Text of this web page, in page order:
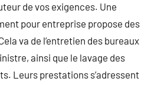
de vos exigences. Une
pour entreprise propose des
va de l’entretien des bureaux
ainsi que le lavage des
Leurs prestations s’adressent